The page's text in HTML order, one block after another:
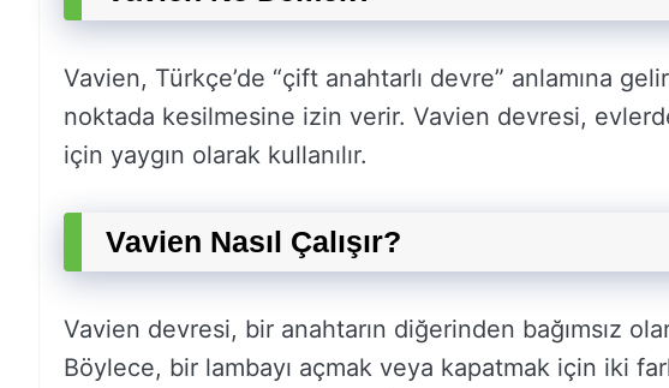
Vavien, Türkçe’de “çift anahtarlı devre” anlamına
noktada kesilmesine izin verir. Vavien devresi,
için yaygın olarak kullanılır.
Vavien Nasıl Çalışır?
Vavien devresi, bir anahtarın diğerinden bağımsız
Böylece, bir lambayı açmak veya kapatmak için iki